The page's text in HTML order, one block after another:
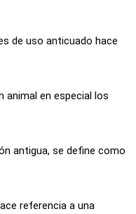
de uso anticuado hace
animal en especial los
antigua, se define como
referencia a una